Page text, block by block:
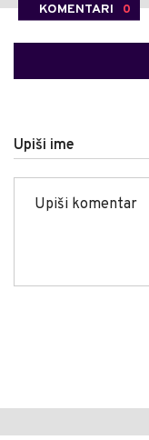
KOMENTARI 0
Upiši ime